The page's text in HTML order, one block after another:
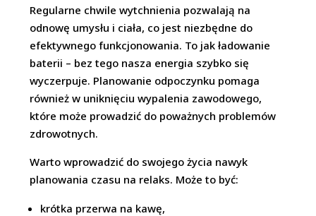
Regularne chwile wytchnienia pozwalają na
odnowę umysłu i ciała, co jest niezbędne do
efektywnego funkcjonowania. To jak ładowanie
baterii – bez tego nasza energia szybko się
wyczerpuje. Planowanie odpoczynku pomaga
również w uniknięciu wypalenia zawodowego,
które może prowadzić do poważnych problemów
zdrowotnych.
Warto wprowadzić do swojego życia nawyk
planowania czasu na relaks. Może to być:
krótka przerwa na kawę,